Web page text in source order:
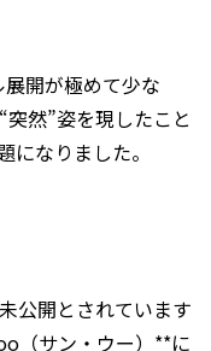
開が極めて少な
然”姿を現したこと
になりました。
公開とされています
（サン・ウー）**に